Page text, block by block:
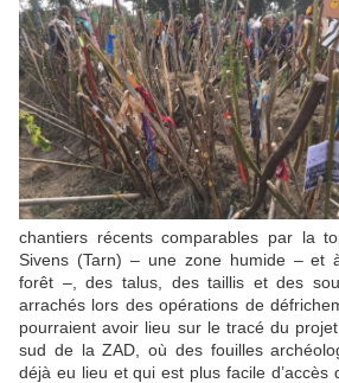
chantiers récents comparables par la
Sivens (Tarn) – une zone humide – et
forêt –, des talus, des taillis et des
arrachés lors des opérations de
pourraient avoir lieu sur le tracé du
sud de la ZAD, où des fouilles
déjà eu lieu et qui est plus facile